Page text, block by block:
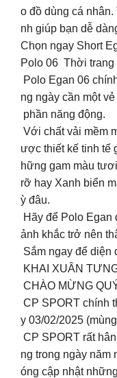
o đồ dùng cá
nh giúp bạn dễ
Chọn ngay Short
Polo 06 Thời trang
Polo Egan 06
ng ngày cần một
phần năng động.
Với chất vải mềm
ược thiết kế tinh tế
hững gam màu
rỡ hay Xanh biển
ỳ đâu.
Hãy để Polo Egan
ảnh khắc trở nên
Sắm ngay để diện
KHAI XUÂN
CHÀO MỪNG
CP SPORT chính
y 03/02/2025
CP SPORT rất
ng trong ngày năm
óng cập nhật